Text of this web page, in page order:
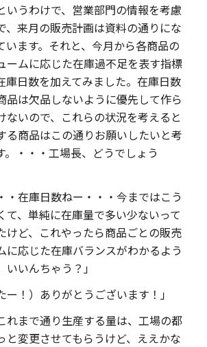
いうわけで、営業部門の情報を考慮
、来月の販売計画は資料の通りにな
います。それと、今月から各商品の
ームに応じた在庫過不足を表す指標
庫日数を加えてみました。在庫日数
品は欠品しないように優先して作ら
ないので、これらの状況を考えると
る商品はこの通りお願いしたいと考
。・・・工場長、どうでしょう
・在庫日数ねー・・・今まではこう
て、単純に在庫量で多い少ないって
けど、これやったら商品ごとの販売
に応じた在庫バランスがわかるよう
いいんちゃう？」
ー！）ありがとうございます！」
れまで通り生産する量は、工場の都
と変更させてもらうけど、ええかな